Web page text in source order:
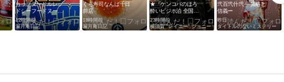
カップヌードルレッ
ドシーフードヌード
ル
12時間前
漏月庵日記
くら寿司なんば千日
前店
18時間前
漏月庵日記
★『ケンコバのほろ
酔いビジホ泊 全国版
-東京・町屋-』(ハセ
ベ町屋イン)
23時間前
横須賀 "レイニー" ジョニー
弐百弐什弐 ―策略と
信義ー
昨日
タイトルのないミステリー